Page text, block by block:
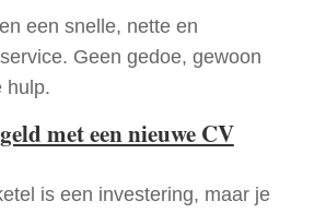
een snelle, nette en
Geen gedoe, gewoon
hulp.
met een nieuwe CV
is een investering, maar je